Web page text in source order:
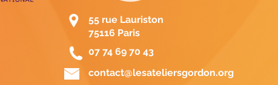
55 rue Lauriston
75116 Paris
07 74 69 70 43
contact@lesateliersgordon.org